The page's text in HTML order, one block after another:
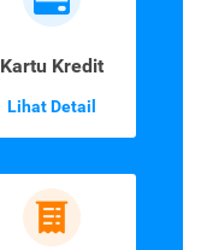
Kartu Kredit
Lihat Detail